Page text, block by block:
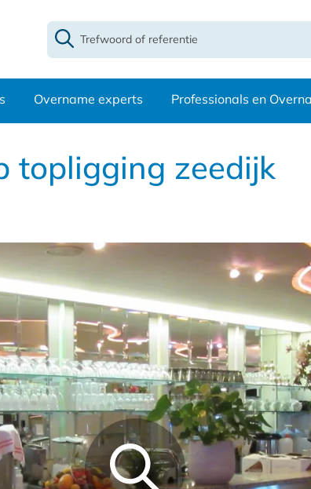
Overname experts Professionals en
topligging zeedijk